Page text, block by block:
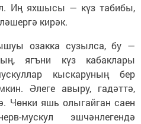
Иң яхшысы — күз табибы,
кирәк.
озакка сузылса, бу —
ягъни күз кабаклары
кыскаруның бер
Әлеге авыру, гадәттә,
Чөнки яшь олыгайган саен
мускул эшчәнлегендә